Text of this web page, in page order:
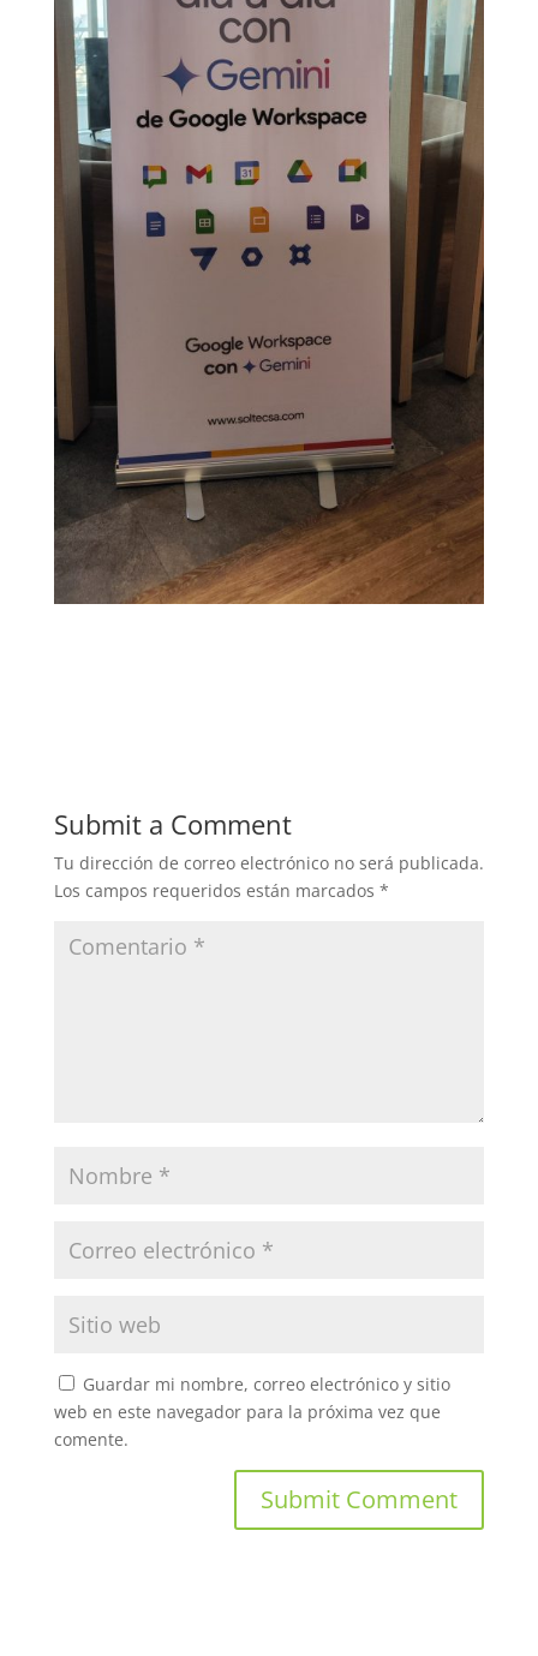
Submit a Comment
Tu dirección de correo electrónico no será publicada.
Los campos requeridos están marcados *
Guardar mi nombre, correo electrónico y sitio
web en este navegador para la próxima vez que
comente.